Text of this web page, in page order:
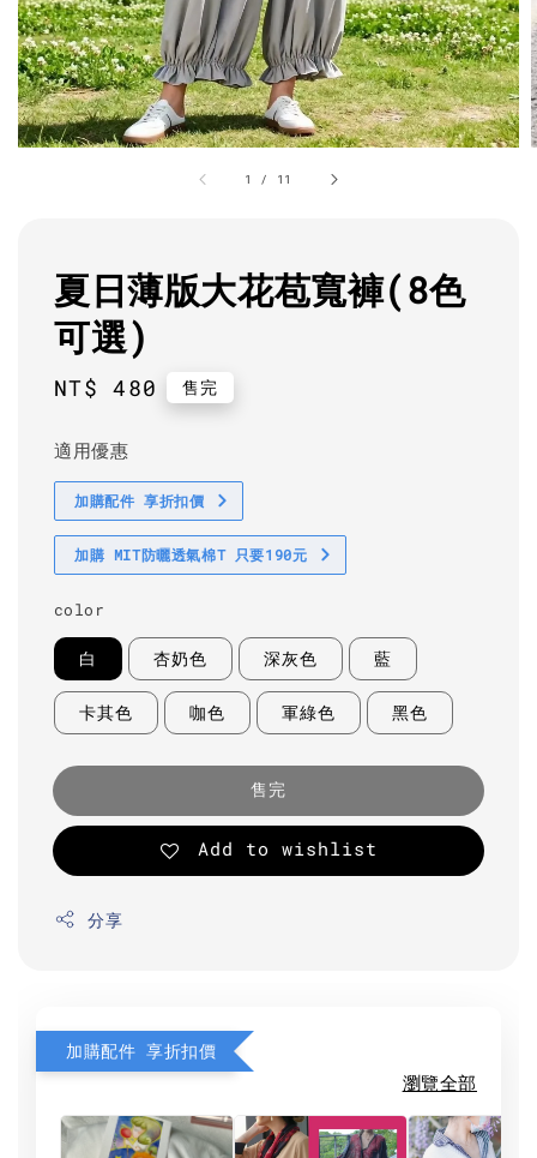
1 / 11
夏日薄版大花苞寬褲(8色
可選)
Regular
NT$ 480 售完
適用優惠
加購配件 享折扣價
加購 MIT防曬透氣棉T 只要190元
color
白 杏奶色 深灰色 藍
卡其色 咖色 軍綠色 黑色
售完
Add to wishlist
分享
加購配件 享折扣價
瀏覽全部